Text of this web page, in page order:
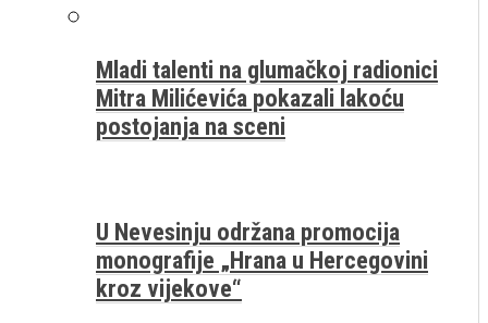
Mladi talenti na glumačkoj radionici
Mitra Milićevića pokazali lakoću
postojanja na sceni
U Nevesinju održana promocija
monografije „Hrana u Hercegovini
kroz vijekove“